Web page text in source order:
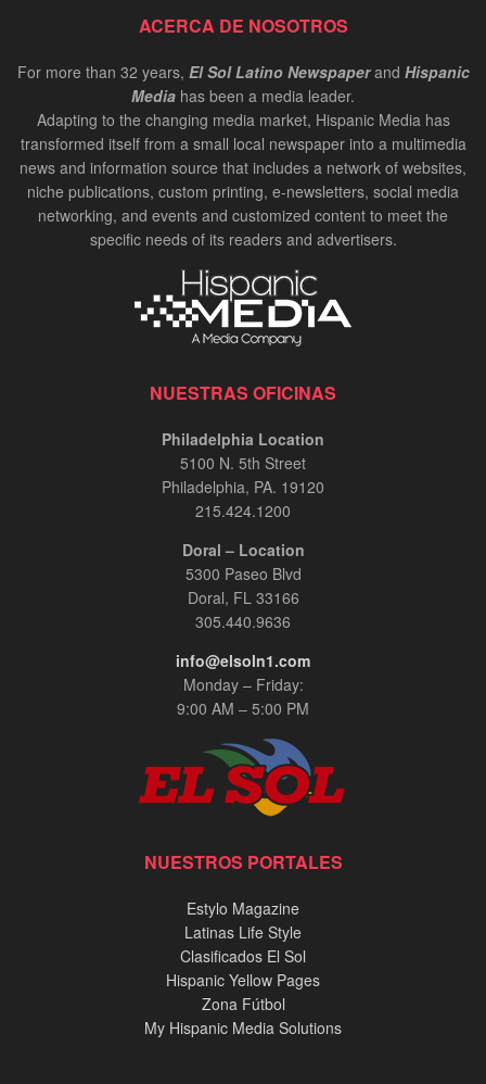
ACERCA DE NOSOTROS
For more than 32 years, El Sol Latino Newspaperand Hispanic
Media has been a media leader.
Adapting to the changing media market, Hispanic Media has
transformed itself from a small local newspaper into a multimedia
news and information source that includes a network of websites,
niche publications, custom printing, e-newsletters, social media
networking, and events and customized content to meet the
specific needs of its readers and advertisers.
NUESTRAS OFICINAS
Philadelphia Location
5100 N. 5th Street
Philadelphia, PA. 19120
215.424.1200
Doral – Location
5300 Paseo Blvd
Doral, FL 33166
305.440.9636
info@elsoln1.com
Monday – Friday:
9:00 AM – 5:00 PM
NUESTROS PORTALES
Estylo Magazine
Latinas Life Style
Clasificados El Sol
Hispanic Yellow Pages
Zona Fútbol
My Hispanic Media Solutions